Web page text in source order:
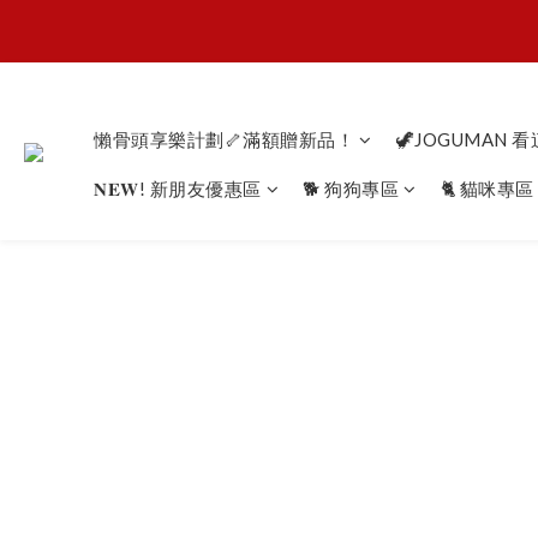
懶骨頭享樂計劃🦴滿額贈新品！ 🦖JOGUMAN 看
𝐍𝐄𝐖! 新朋友優惠區 🐕 狗狗專區 🐈 貓咪專區